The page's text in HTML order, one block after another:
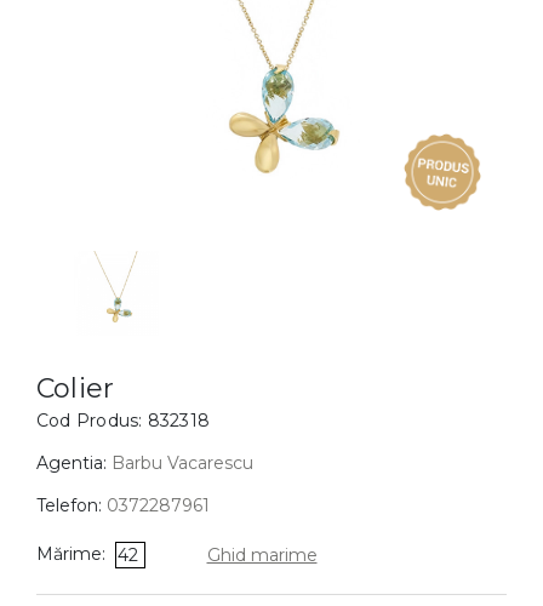
BIJUTERII COPII
Cercei
Bratari
Coliere
Lanturi
Pandantive
DIAMANTE Vezi toate
Colier
Cod Produs: 832318
Agentia: Barbu Vacarescu
Telefon: 0372287961
Mărime: 42 Ghid marime